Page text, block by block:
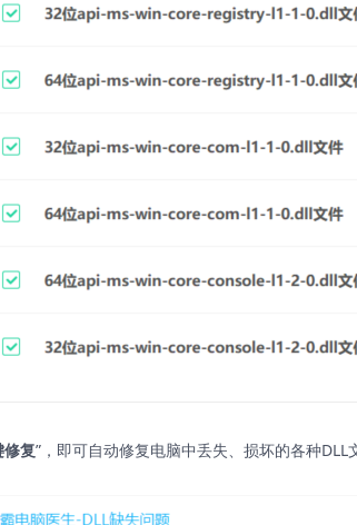
修复”，即可自动修复电脑中丢失、损坏的各种DLL